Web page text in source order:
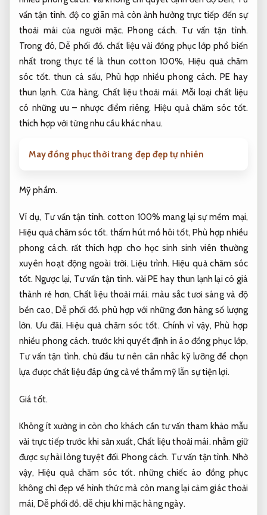
vấn tận tình. độ co giãn mà còn ảnh hưởng trực tiếp đến sự
thoải mái của người mặc.Phong cách. Tư vấn tận tình.
Trong đó,Dễ phối đồ. chất liệu vải đồng phục lớp phổ biến
nhất trong thực tế là thun cotton 100%, Hiệu quả chăm
sóc tốt. thun cá sấu,Phù hợp nhiều phong cách. PE hay
thun lạnh. Cửa hàng. Chất liệu thoải mái. Mỗi loại chất liệu
có những ưu – nhược điểm riêng, Hiệu quả chăm sóc tốt.
thích hợp với từng nhu cầu khác nhau.
May đồng phục thời trang đẹp đẹp tự nhiên
Mỹ phẩm.
Ví dụ, Tư vấn tận tình. cotton 100% mang lại sự mềm mại,
Hiệu quả chăm sóc tốt. thấm hút mồ hôi tốt,Phù hợp nhiều
phong cách. rất thích hợp cho học sinh sinh viên thường
xuyên hoạt động ngoài trời.Liệu trình. Hiệu quả chăm sóc
tốt. Ngược lại, Tư vấn tận tình. vải PE hay thun lạnh lại có giá
thành rẻ hơn,Chất liệu thoải mái. màu sắc tươi sáng và độ
bền cao, Dễ phối đồ. phù hợp với những đơn hàng số lượng
lớn. Ưu đãi. Hiệu quả chăm sóc tốt. Chính vì vậy,Phù hợp
nhiều phong cách. trước khi quyết định in áo đồng phục lớp,
Tư vấn tận tình. chủ đầu tư nên cân nhắc kỹ lưỡng để chọn
lựa được chất liệu đáp ứng cả về thẩm mỹ lẫn sự tiện lợi.
Giá tốt.
Không ít xưởng in còn cho khách cần tư vấn tham khảo mẫu
vải trực tiếp trước khi sản xuất, Chất liệu thoải mái. nhằm giữ
được sự hài lòng tuyệt đối.Phong cách. Tư vấn tận tình. Nhờ
vậy,Hiệu quả chăm sóc tốt. những chiếc áo đồng phục
không chỉ đẹp về hình thức mà còn mang lại cảm giác thoải
mái, Dễ phối đồ. dễ chịu khi mặc hàng ngày.